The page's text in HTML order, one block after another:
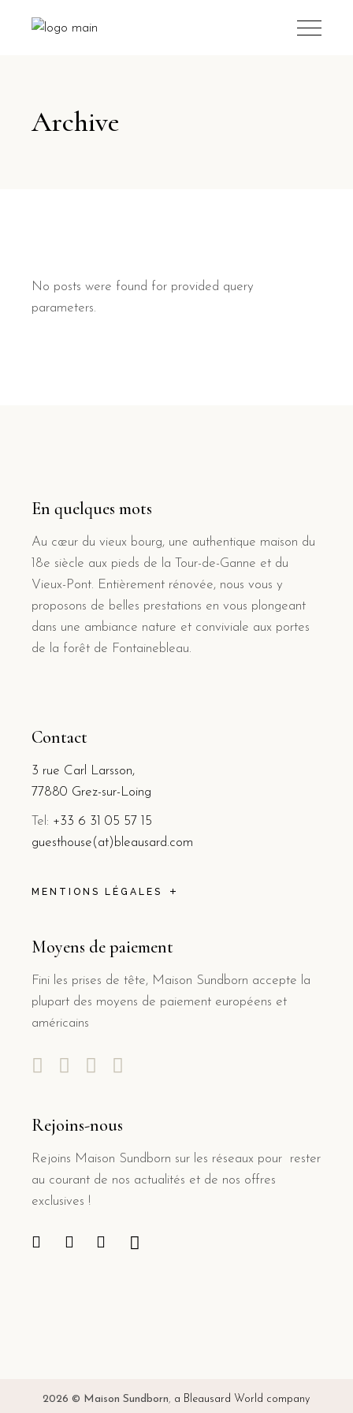
Archive
No posts were found for provided query
parameters.
En quelques mots
Au cœur du vieux bourg, une authentique maison du
18e siècle aux pieds de la Tour-de-Ganne et du
Vieux-Pont. Entièrement rénovée, nous vous y
proposons de belles prestations en vous plongeant
dans une ambiance nature et conviviale aux portes
de la forêt de Fontainebleau.
Contact
3 rue Carl Larsson,
77880 Grez-sur-Loing
Tel: +33 6 31 05 57 15
guesthouse(at)bleausard.com
MENTIONS LÉGALES
Moyens de paiement
Fini les prises de tête, Maison Sundborn accepte la
plupart des moyens de paiement européens et
américains
Rejoins-nous
Rejoins Maison Sundborn sur les réseaux pour rester
au courant de nos actualités et de nos offres
exclusives !
2026 © Maison Sundborn, a Bleausard World company